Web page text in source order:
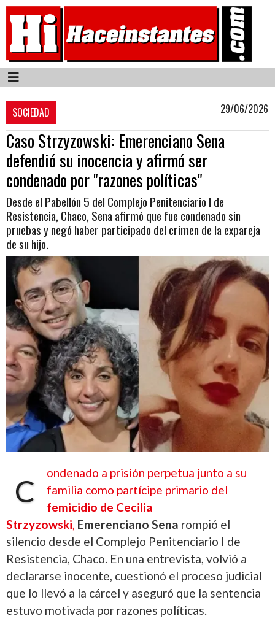
SOCIEDAD 29/06/2026
Caso Strzyzowski: Emerenciano Sena
defendió su inocencia y afirmó ser
condenado por "razones políticas"
Desde el Pabellón 5 del Complejo Penitenciario I de
Resistencia, Chaco, Sena afirmó que fue condenado sin
pruebas y negó haber participado del crimen de la expareja
de su hijo.
C
ondenado a prisión perpetua junto a su
familia como partícipe primario del
femicidio de Cecilia
Strzyzowski, Emerenciano Sena rompió el
silencio desde el Complejo Penitenciario I de
Resistencia, Chaco. En una entrevista, volvió a
declararse inocente, cuestionó el proceso judicial
que lo llevó a la cárcel y aseguró que la sentencia
estuvo motivada por razones políticas.